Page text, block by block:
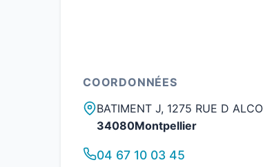
COORDONNÉES
BATIMENT J, 1275 RUE D ALCO
34080Montpellier
04 67 10 03 45